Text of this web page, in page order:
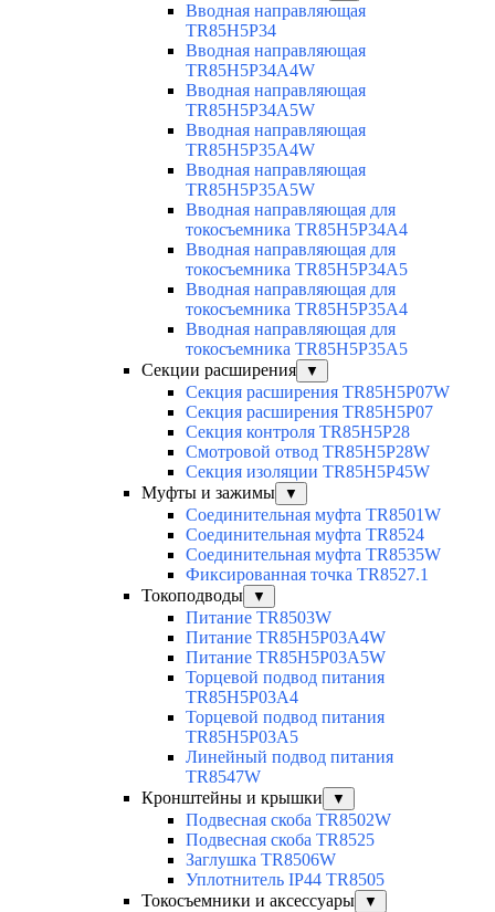
Вводная направляющая
TR85H5P34
Вводная направляющая
TR85H5P34A4W
Вводная направляющая
TR85H5P34A5W
Вводная направляющая
TR85H5P35A4W
Вводная направляющая
TR85H5P35A5W
Вводная направляющая для
токосъемника TR85H5P34A4
Вводная направляющая для
токосъемника TR85H5P34A5
Вводная направляющая для
токосъемника TR85H5P35A4
Вводная направляющая для
токосъемника TR85H5P35A5
Секции расширения
▼
Секция расширения TR85H5P07W
Секция расширения TR85H5P07
Секция контроля TR85H5P28
Смотровой отвод TR85H5P28W
Секция изоляции TR85H5P45W
Муфты и зажимы
▼
Соединительная муфта TR8501W
Соединительная муфта TR8524
Соединительная муфта TR8535W
Фиксированная точка TR8527.1
Токоподводы
▼
Питание TR8503W
Питание TR85H5P03A4W
Питание TR85H5P03A5W
Торцевой подвод питания
TR85H5P03A4
Торцевой подвод питания
TR85H5P03A5
Линейный подвод питания
TR8547W
Кронштейны и крышки
▼
Подвесная скоба TR8502W
Подвесная скоба TR8525
Заглушка TR8506W
Уплотнитель IP44 TR8505
Токосъемники и аксессуары
▼